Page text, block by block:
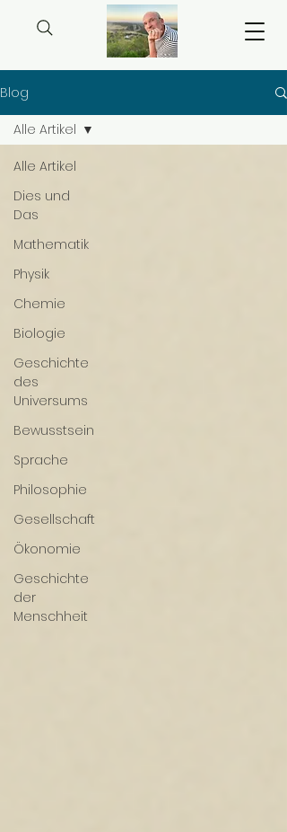
Blog
Alle Artikel
Dies und
Das
Mathematik
Physik
Chemie
Biologie
Geschichte
des
Universums
Bewusstsein
Sprache
Philosophie
Gesellschaft
Ökonomie
Geschichte
der
Menschheit
Alle Artikel